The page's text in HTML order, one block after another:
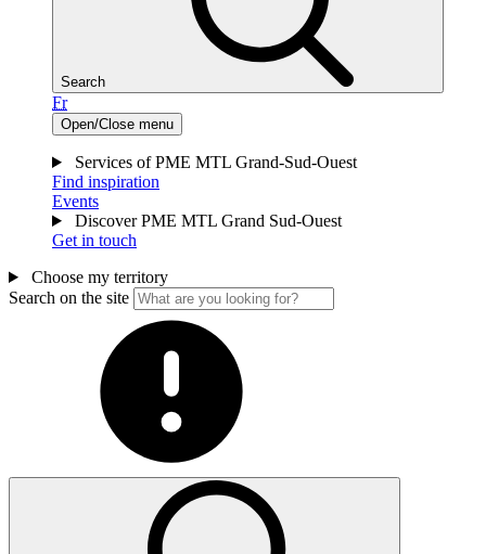
Search
Fr
Open/Close menu
Services of PME MTL Grand-Sud-Ouest
Find inspiration
Events
Discover PME MTL Grand Sud-Ouest
Get in touch
Choose my territory
Search on the site